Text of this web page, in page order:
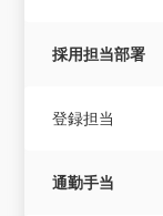
採用担当部署
登録担当
通勤手当